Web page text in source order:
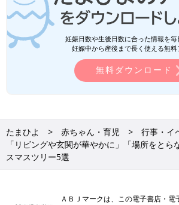
妊娠日数や生後日数に合った情報を毎
妊娠中から産後まで長く使える無料
無料ダウンロード
たまひよ 赤ちゃん・育児 行事・イ
「リビングや玄関が華やかに」「場所をとら
スマスツリー5選
ＡＢＪマークは、この電子書店・電